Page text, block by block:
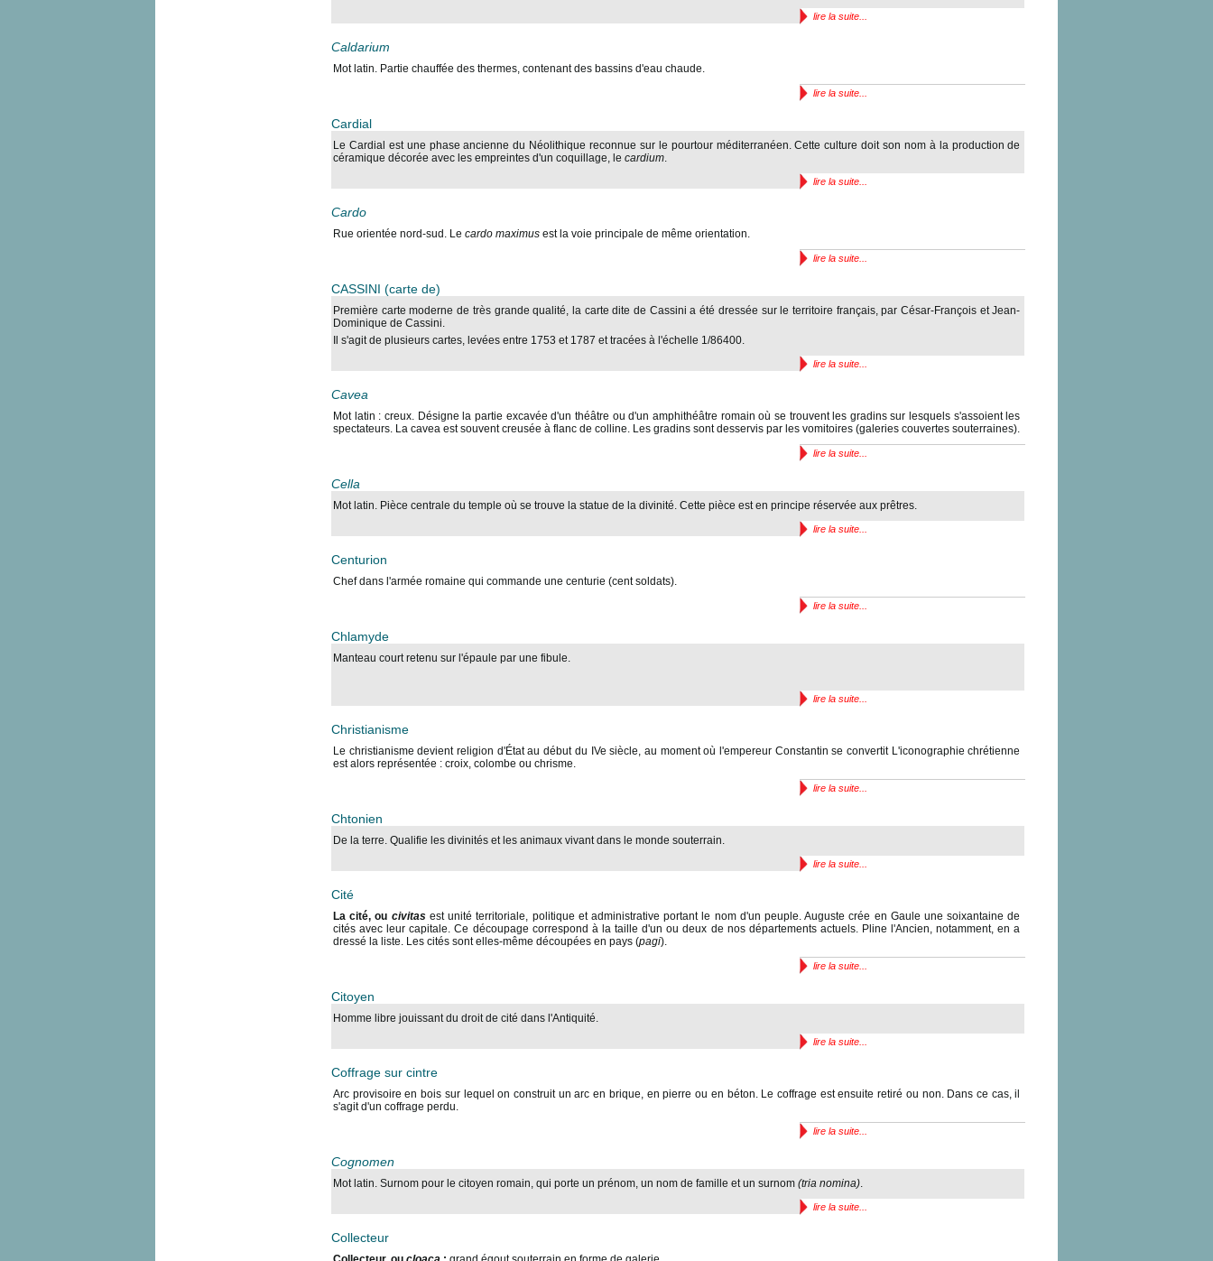
lire la suite...
Caldarium
Mot latin. Partie chauffée des thermes, contenant des bassins d'eau chaude.
lire la suite...
Cardial
Le Cardial est une phase ancienne du Néolithique reconnue sur le pourtour méditerranéen. Cette culture doit son nom à la production de
céramique décorée avec les empreintes d'un coquillage, le cardium.
lire la suite...
Cardo
Rue orientée nord-sud. Le cardo maximus est la voie principale de même orientation.
lire la suite...
CASSINI (carte de)
Première carte moderne de très grande qualité, la carte dite de Cassini a été dressée sur le territoire français, par César-François et Jean-
Dominique de Cassini.
Il s'agit de plusieurs cartes, levées entre 1753 et 1787 et tracées à l'échelle 1/86400.
lire la suite...
Cavea
Mot latin : creux. Désigne la partie excavée d'un théâtre ou d'un amphithéâtre romain où se trouvent les gradins sur lesquels s'assoient les
spectateurs. La cavea est souvent creusée à flanc de colline. Les gradins sont desservis par les vomitoires (galeries couvertes souterraines).
lire la suite...
Cella
Mot latin. Pièce centrale du temple où se trouve la statue de la divinité. Cette pièce est en principe réservée aux prêtres.
lire la suite...
Centurion
Chef dans l'armée romaine qui commande une centurie (cent soldats).
lire la suite...
Chlamyde
Manteau court retenu sur l'épaule par une fibule.
lire la suite...
Christianisme
Le christianisme devient religion d'État au début du IVe siècle, au moment où l'empereur Constantin se convertit L'iconographie chrétienne
est alors représentée : croix, colombe ou chrisme.
lire la suite...
Chtonien
De la terre. Qualifie les divinités et les animaux vivant dans le monde souterrain.
lire la suite...
Cité
La cité, ou civitas est unité territoriale, politique et administrative portant le nom d'un peuple. Auguste crée en Gaule une soixantaine de
cités avec leur capitale. Ce découpage correspond à la taille d'un ou deux de nos départements actuels. Pline l'Ancien, notamment, en a
dressé la liste. Les cités sont elles-même découpées en pays (pagi).
lire la suite...
Citoyen
Homme libre jouissant du droit de cité dans l'Antiquité.
lire la suite...
Coffrage sur cintre
Arc provisoire en bois sur lequel on construit un arc en brique, en pierre ou en béton. Le coffrage est ensuite retiré ou non. Dans ce cas, il
s'agit d'un coffrage perdu.
lire la suite...
Cognomen
Mot latin. Surnom pour le citoyen romain, qui porte un prénom, un nom de famille et un surnom (tria nomina).
lire la suite...
Collecteur